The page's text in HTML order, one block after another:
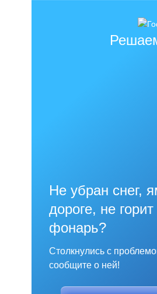
Не убран снег,
дороге, не горит
фонарь?
Столкнулись с
сообщите о ней!